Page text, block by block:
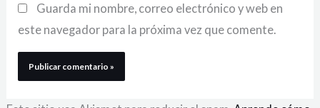
Guarda mi nombre, correo electrónico y web en
este navegador para la próxima vez que comente.